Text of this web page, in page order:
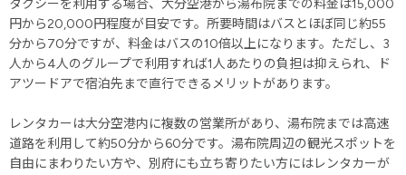
タクシーを利用する場合、大分空港から湯布院までの料金は15,000
円から20,000円程度が目安です。所要時間はバスとほぼ同じ約55
分から70分ですが、料金はバスの10倍以上になります。ただし、3
人から4人のグループで利用すれば1人あたりの負担は抑えられ、ド
アツードアで宿泊先まで直行できるメリットがあります。
レンタカーは大分空港内に複数の営業所があり、湯布院までは高速
道路を利用して約50分から60分です。湯布院周辺の観光スポットを
自由にまわりたい方や、別府にも立ち寄りたい方にはレンタカーが